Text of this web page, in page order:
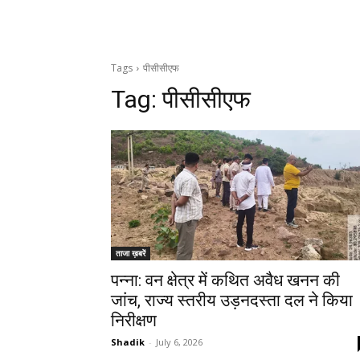
Tags पीसीसीएफ
Tag:पीसीसीएफ
ताजा ख़बरें
पन्ना: वन क्षेत्र में कथित अवैध खनन की
जांच, राज्य स्तरीय उड़नदस्ता दल ने किया
निरीक्षण
Shadik - July 6, 2026